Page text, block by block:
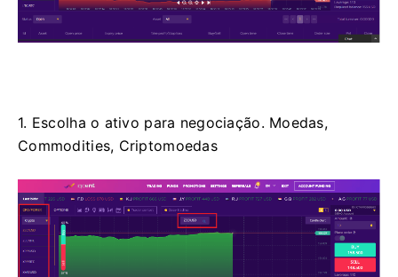
1. Escolha o ativo para negociação. Moedas,
Commodities, Criptomoedas